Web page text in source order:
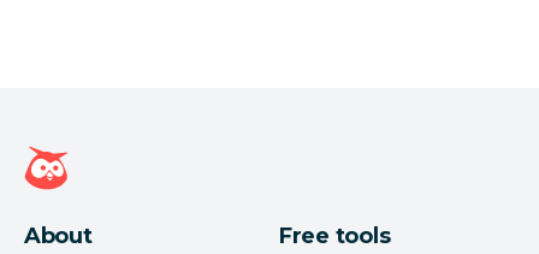
Page d'accueil Hootsuite
About Free tools